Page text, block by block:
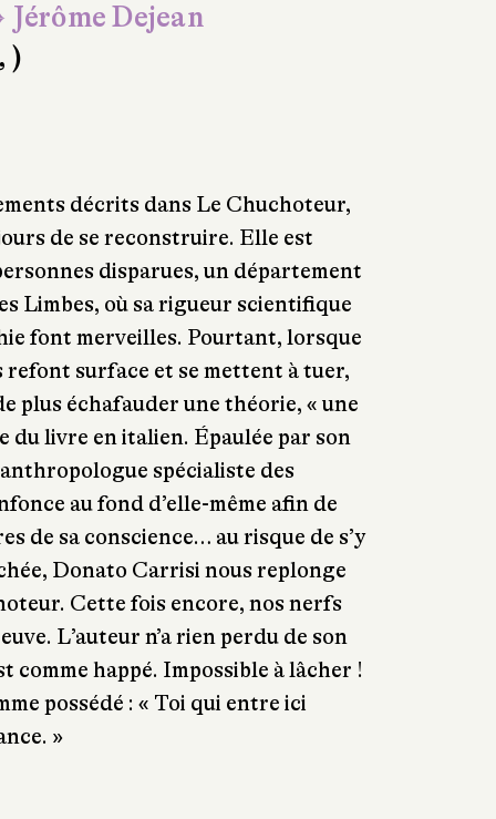
Dejean
)
décrits dans Le Chuchoteur,
de se reconstruire. Elle est
disparues, un département
Limbes, où sa rigueur scientifique
font merveilles. Pourtant, lorsque
refont surface et se mettent à tuer,
plus échafauder une théorie, « une
du livre en italien. Épaulée par son
spécialiste des
au fond d’elle-même afin de
de sa conscience… au risque de s’y
Donato Carrisi nous replonge
Cette fois encore, nos nerfs
L’auteur n’a rien perdu de son
comme happé. Impossible à lâcher !
possédé : « Toi qui entre ici
»